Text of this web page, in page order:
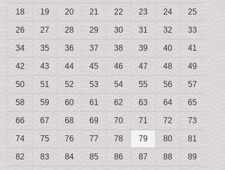
18 19 20 21 22 23 24 25
26 27 28 29 30 31 32 33
34 35 36 37 38 39 40 41
42 43 44 45 46 47 48 49
50 51 52 53 54 55 56 57
58 59 60 61 62 63 64 65
66 67 68 69 70 71 72 73
74 75 76 77 78 79 80 81
82 83 84 85 86 87 88 89